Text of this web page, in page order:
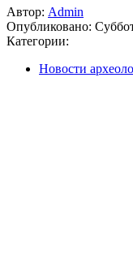
Автор: Admin
Опубликовано:
Категории:
Новости